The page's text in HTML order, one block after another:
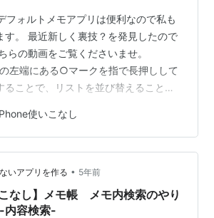
フォルトメモアプリは便利なので私も
す。 最近新しく裏技？を発見したので
らの動画をご覧くださいませ。
左端にある○マークを指で長押しして
ることで、リストを並び替えることが
他にも色々裏技ありそうですね。
使いこなし
いアプリを作る • 5年前
なし】メモ帳 メモ内検索のやり
内容検索-